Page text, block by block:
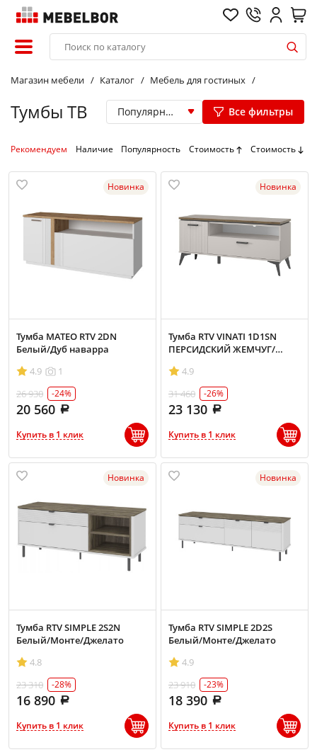
Магазин мебели Каталог Мебель для гостиных
Тумбы ТВ Популярные Все фильтры
Рекомендуем Наличие Популярность Стоимость Стоимость
Новинка
Тумба MATEO RTV 2DN
Белый/Дуб наварра
4.9
1
26 930
-24%
20 560
Купить в 1 клик
Новинка
Тумба RTV VINATI 1D1SN
ПЕРСИДСКИЙ ЖЕМЧУГ/
4.9
31 460
-26%
23 130
Купить в 1 клик
Новинка
Тумба RTV SIMPLE 2S2N
Белый/Монте/Джелато
4.8
23 310
-28%
16 890
Купить в 1 клик
Новинка
Тумба RTV SIMPLE 2D2S
Белый/Монте/Джелато
4.9
23 910
-23%
18 390
Купить в 1 клик